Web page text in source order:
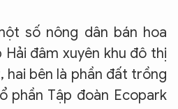
số nông dân bán hoa
đâm xuyên khu đô thị
bên là phần đất trồng
phần Tập đoàn Ecopark